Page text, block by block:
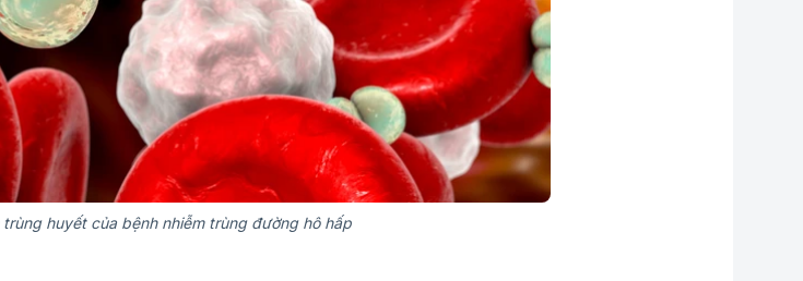
trùng huyết của bệnh nhiễm trùng đường hô hấp